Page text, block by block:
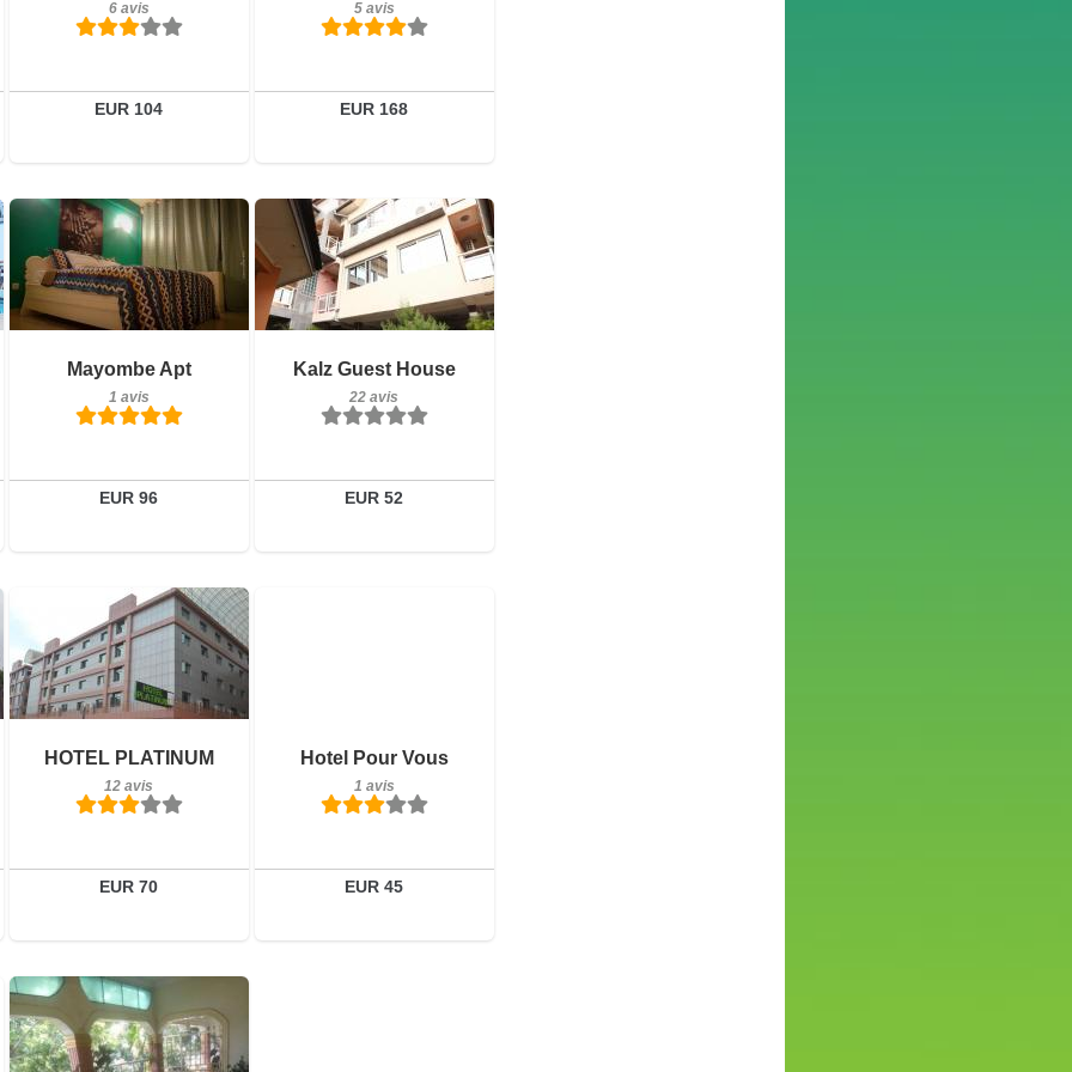
6 avis
EUR 104
Détails
Réserver
5 avis
EUR 168
Réserver
Mayombe Apt
1 avis
EUR 96
1 avis
Détails
Réserver
Kalz Guest House
22 avis
EUR 52
22 avis
Détails
Réserver
HOTEL PLATINUM
12 avis
EUR 70
12 avis
Détails
Réserver
Hotel Pour Vous
1 avis
EUR 45
1 avis
Détails
Réserver